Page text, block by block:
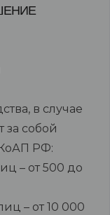
в случае
за собой
КоАП РФ:
– от 500 до
– от 10 000